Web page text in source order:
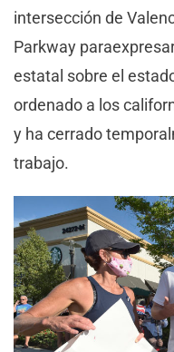
intersección de
Parkway
estatal sobre el
ordenado a los
y ha cerrado
trabajo.